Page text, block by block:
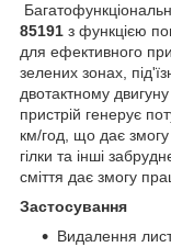
85191 з функцією
для ефективного
зелених зонах,
двотактному
пристрій генерує
км/год, що дає змогу
гілки та інші
сміття дає змогу
Застосування
Видалення